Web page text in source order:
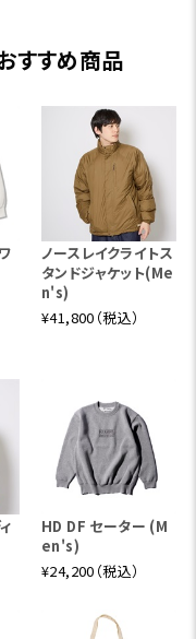
すすめ商品
ノースレイクライトス
タンドジャケット(Me
n's)
¥41,800（税込）
HD DF セーター (M
en's)
¥24,200（税込）